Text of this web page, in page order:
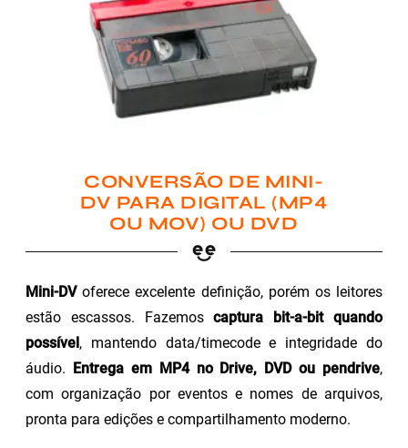
CONVERSÃO DE MINI-
DV PARA DIGITAL (MP4
OU MOV) OU DVD
Mini-DVoferece excelente definição, porém os leitores
estão escassos. Fazemoscaptura bit-a-bit quando
possível, mantendo data/timecode e integridade do
áudio. Entrega em MP4 no Drive, DVD ou pendrive,
com organização por eventos e nomes de arquivos,
pronta para edições e compartilhamento moderno.